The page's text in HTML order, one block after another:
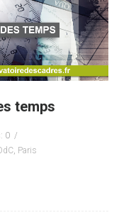
temps
0
Paris